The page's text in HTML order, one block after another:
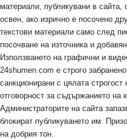
материали, публикувани в сайта,
освен, ако изрично е посочено
текстови материали само след
посочване на източника и
Използването на графични и
24shumen.com е строго
санкционирани с цялата
отговорност за съдържанието на
Администраторите на сайта
блокират публикуването им.
на добрия тон.